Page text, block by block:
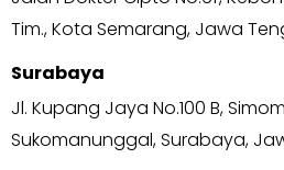
Tim., Kota Semarang, Jawa
Surabaya
Jl. Kupang Jaya No.100 B,
Sukomanunggal, Surabaya,